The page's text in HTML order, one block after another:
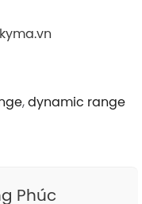
,dynamic range
Phúc